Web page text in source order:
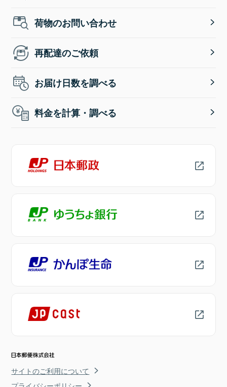
荷物のお問い合わせ
再配達のご依頼
お届け日数を調べる
料金を計算・調べる
サイトのご利用について